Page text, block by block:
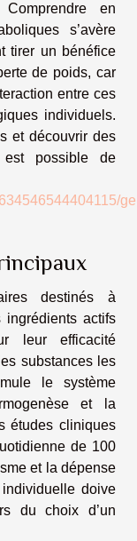
en
s’avère
tirer un bénéfice
de poids, car
entre ces
individuels.
et découvrir des
possible de
destinés à
actifs
leur efficacité
substances les
le système
et la
études cliniques
de 100
et la dépense
doive
du choix d’un